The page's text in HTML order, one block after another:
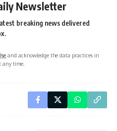
Newsletter
breaking news delivered
and acknowledge the data practices in
any time.